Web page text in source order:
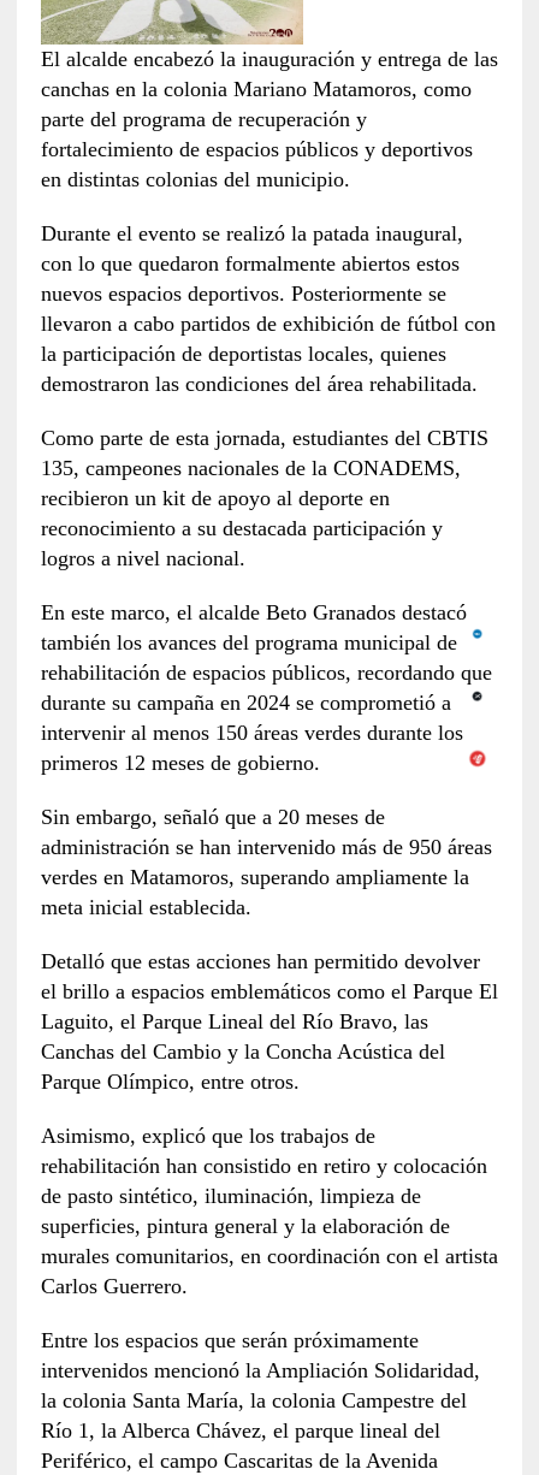
El alcalde encabezó la inauguración y entrega de las
canchas en la colonia Mariano Matamoros, como
parte del programa de recuperación y
fortalecimiento de espacios públicos y deportivos
en distintas colonias del municipio.
Durante el evento se realizó la patada inaugural,
con lo que quedaron formalmente abiertos estos
nuevos espacios deportivos. Posteriormente se
llevaron a cabo partidos de exhibición de fútbol con
la participación de deportistas locales, quienes
demostraron las condiciones del área rehabilitada.
Como parte de esta jornada, estudiantes del CBTIS
135, campeones nacionales de la CONADEMS,
recibieron un kit de apoyo al deporte en
reconocimiento a su destacada participación y
logros a nivel nacional.
En este marco, el alcalde Beto Granados destacó
también los avances del programa municipal de
rehabilitación de espacios públicos, recordando que
durante su campaña en 2024 se comprometió a
intervenir al menos 150 áreas verdes durante los
primeros 12 meses de gobierno.
Sin embargo, señaló que a 20 meses de
administración se han intervenido más de 950 áreas
verdes en Matamoros, superando ampliamente la
meta inicial establecida.
Detalló que estas acciones han permitido devolver
el brillo a espacios emblemáticos como el Parque El
Laguito, el Parque Lineal del Río Bravo, las
Canchas del Cambio y la Concha Acústica del
Parque Olímpico, entre otros.
Asimismo, explicó que los trabajos de
rehabilitación han consistido en retiro y colocación
de pasto sintético, iluminación, limpieza de
superficies, pintura general y la elaboración de
murales comunitarios, en coordinación con el artista
Carlos Guerrero.
Entre los espacios que serán próximamente
intervenidos mencionó la Ampliación Solidaridad,
la colonia Santa María, la colonia Campestre del
Río 1, la Alberca Chávez, el parque lineal del
Periférico, el campo Cascaritas de la Avenida